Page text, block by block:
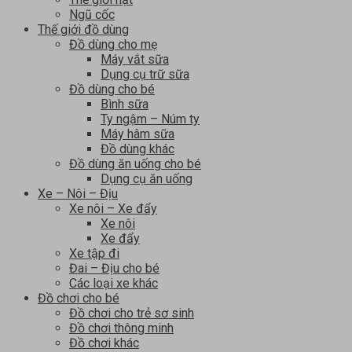
Ngũ cốc
Thế giới đồ dùng
Đồ dùng cho mẹ
Máy vắt sữa
Dụng cụ trữ sữa
Đồ dùng cho bé
Bình sữa
Ty ngậm – Núm ty
Máy hâm sữa
Đồ dùng khác
Đồ dùng ăn uống cho bé
Dụng cụ ăn uống
Xe – Nôi – Địu
Xe nôi – Xe đẩy
Xe nôi
Xe đẩy
Xe tập đi
Đai – Địu cho bé
Các loại xe khác
Đồ chơi cho bé
Đồ chơi cho trẻ sơ sinh
Đồ chơi thông minh
Đồ chơi khác